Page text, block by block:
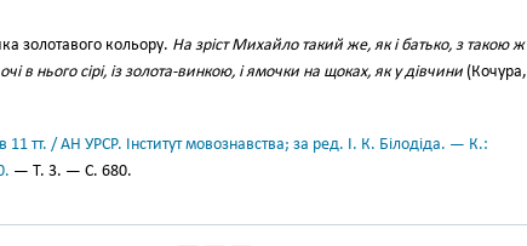
золотавого кольору. На зріст Михайло такий же, як і батько, з такою ж
в нього сірі, із золота-винкою, і ямочки на щоках, як у дівчини (Кочура,
11 тт. / АН УРСР. Інститут мовознавства; за ред. І. К. Білодіда. — К.:
— Т. 3. — С. 680.